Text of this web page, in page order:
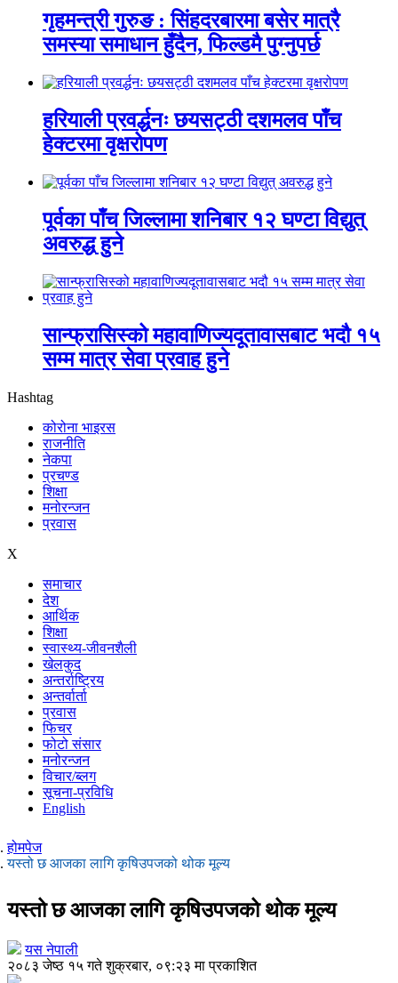
गृहमन्त्री गुरुङ : सिंहदरबारमा बसेर मात्रै
समस्या समाधान हुँदैन, फिल्डमै पुग्नुपर्छ
हरियाली प्रवर्द्धनः छयसट्ठी दशमलव पाँच
हेक्टरमा वृक्षरोपण
पूर्वका पाँच जिल्लामा शनिबार १२ घण्टा विद्युत्
अवरुद्ध हुने
सान्फ्रासिस्को महावाणिज्यदूतावासबाट भदौ १५
सम्म मात्र सेवा प्रवाह हुने
Hashtag
कोरोना भाइरस
राजनीति
नेकपा
प्रचण्ड
शिक्षा
मनोरन्जन
प्रवास
X
समाचार
देश
आर्थिक
शिक्षा
स्वास्थ्य-जीवनशैली
खेलकुद
अन्तर्राष्ट्रिय
अन्तर्वार्ता
प्रवास
फिचर
फोटो संसार
मनोरन्जन
विचार/ब्लग
सूचना-प्रविधि
English
होमपेज
यस्तो छ आजका लागि कृषिउपजको थोक मूल्य
यस्तो छ आजका लागि कृषिउपजको थोक मूल्य
यस नेपाली
२०८३ जेष्ठ १५ गते शुक्रबार, ०९:२३ मा प्रकाशित